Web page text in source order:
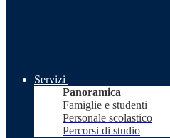
Servizi
Panoramica
Famiglie e studenti
Personale scolastico
Percorsi di studio